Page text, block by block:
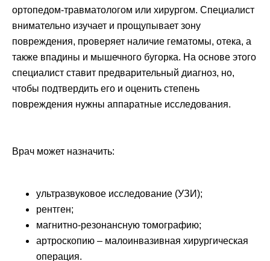
ортопедом-травматологом или хирургом. Специалист
внимательно изучает и прощупывает зону
повреждения, проверяет наличие гематомы, отека, а
также впадины и мышечного бугорка. На основе этого
специалист ставит предварительный диагноз, но,
чтобы подтвердить его и оценить степень
повреждения нужны аппаратные исследования.
Врач может назначить:
ультразвуковое исследование (УЗИ);
рентген;
магнитно-резонансную томографию;
артроскопию – малоинвазивная хирургическая
операция.